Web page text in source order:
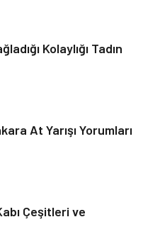
Kolaylığı Tadın
At Yarışı Yorumları
Çeşitleri ve